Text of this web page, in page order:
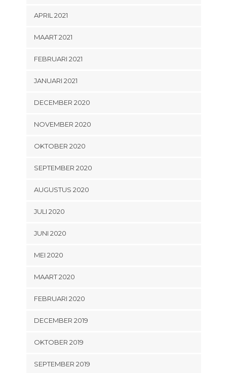
APRIL 2021
MAART 2021
FEBRUARI 2021
JANUARI 2021
DECEMBER 2020
NOVEMBER 2020
OKTOBER 2020
SEPTEMBER 2020
AUGUSTUS 2020
JULI 2020
JUNI 2020
MEI 2020
MAART 2020
FEBRUARI 2020
DECEMBER 2019
OKTOBER 2019
SEPTEMBER 2019